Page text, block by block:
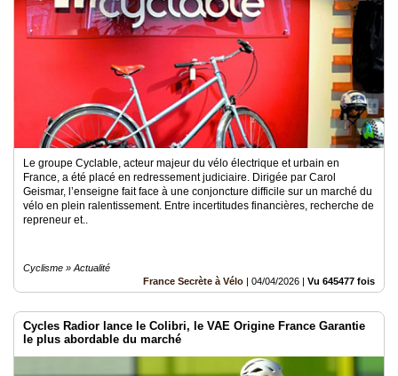
Le groupe Cyclable, acteur majeur du vélo électrique et urbain en
France, a été placé en redressement judiciaire. Dirigée par Carol
Geismar, l’enseigne fait face à une conjoncture difficile sur un marché du
vélo en plein ralentissement. Entre incertitudes financières, recherche de
repreneur et..
Cyclisme » Actualité
France Secrète à Vélo | 04/04/2026 | Vu 645477 fois
Cycles Radior lance le Colibri, le VAE Origine France Garantie
le plus abordable du marché